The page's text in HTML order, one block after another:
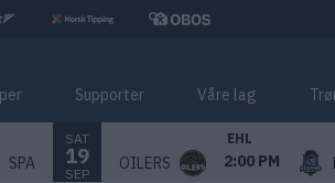
Supporter Våre lag
SPA
SAT
19
SEP
EHL
OILERS 2:00 PM